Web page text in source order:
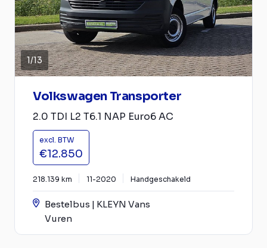
1/13
Volkswagen Transporter
2.0 TDI L2 T6.1 NAP Euro6 AC
excl. BTW
€12.850
218.139 km 11-2020 Handgeschakeld
Bestelbus | KLEYN Vans
Vuren